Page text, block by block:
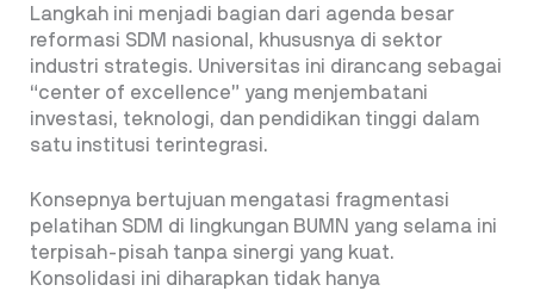
Langkah ini menjadi bagian dari agenda besar
reformasi SDM nasional, khususnya di sektor
industri strategis. Universitas ini dirancang sebagai
“center of excellence” yang menjembatani
investasi, teknologi, dan pendidikan tinggi dalam
satu institusi terintegrasi.
Konsepnya bertujuan mengatasi fragmentasi
pelatihan SDM di lingkungan BUMN yang selama ini
terpisah-pisah tanpa sinergi yang kuat.
Konsolidasi ini diharapkan tidak hanya